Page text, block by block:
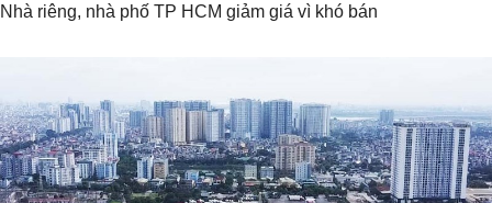
Nhà riêng, nhà phố TP HCM giảm giá vì khó bán